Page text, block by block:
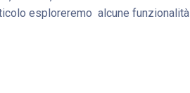
esploreremo alcune